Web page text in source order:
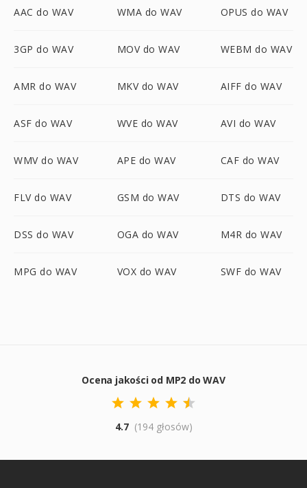
AAC do WAV WMA do WAV OPUS do WAV
3GP do WAV MOV do WAV WEBM do WAV
AMR do WAV MKV do WAV AIFF do WAV
ASF do WAV WVE do WAV AVI do WAV
WMV do WAV APE do WAV CAF do WAV
FLV do WAV GSM do WAV DTS do WAV
DSS do WAV OGA do WAV M4R do WAV
MPG do WAV VOX do WAV SWF do WAV
Ocena jakości od MP2 do WAV
4.7 (194 głosów)